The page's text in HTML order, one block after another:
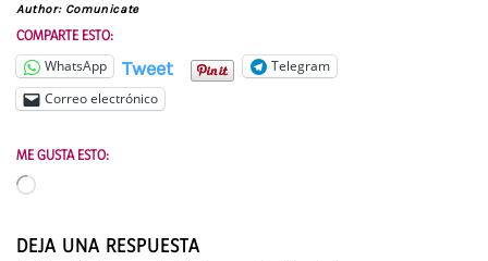
Author: Comunicate
COMPARTE ESTO:
WhatsApp Tweet
Telegram
Correo electrónico
ME GUSTA ESTO:
Cargando...
DEJA UNA RESPUESTA